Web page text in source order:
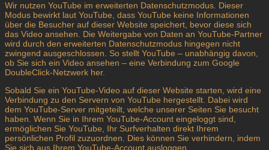
Wir nutzen YouTube im erweiterten Datenschutzmodus. Dieser
Modus bewirkt laut YouTube, dass YouTube keine Informationen
über die Besucher auf dieser Website speichert, bevor diese sich
das Video ansehen. Die Weitergabe von Daten an YouTube-Partner
wird durch den erweiterten Datenschutzmodus hingegen nicht
zwingend ausgeschlossen. So stellt YouTube – unabhängig davon,
ob Sie sich ein Video ansehen – eine Verbindung zum Google
DoubleClick-Netzwerk her.
Sobald Sie ein YouTube-Video auf dieser Website starten, wird eine
Verbindung zu den Servern von YouTube hergestellt. Dabei wird
dem YouTube-Server mitgeteilt, welche unserer Seiten Sie besucht
haben. Wenn Sie in Ihrem YouTube-Account eingeloggt sind,
ermöglichen Sie YouTube, Ihr Surfverhalten direkt Ihrem
persönlichen Profil zuzuordnen. Dies können Sie verhindern, indem
Sie sich aus Ihrem YouTube-Account ausloggen.